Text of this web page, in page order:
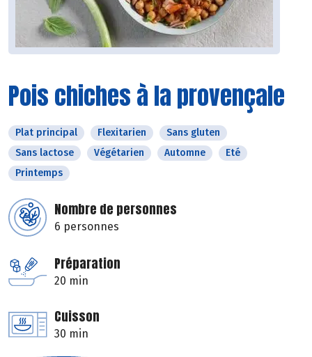
Pois chiches à la provençale
Plat principal Flexitarien
Sans gluten
Sans lactose
Végétarien Automne
Eté
Printemps
Nombre de personnes
6 personnes
Préparation
20 min
Cuisson
30 min